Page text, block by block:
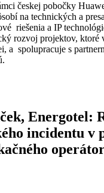
českej pobočky
na technických a
riešenia a IP
rozvoj projektov, ktoré
a spolupracuje s
Energotel:
incidentu v